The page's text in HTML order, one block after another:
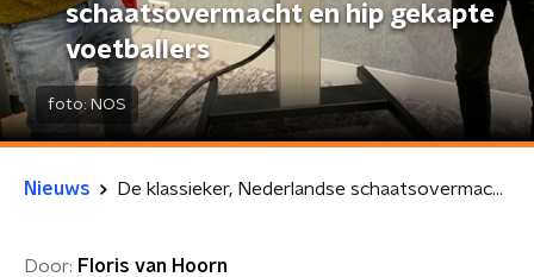
schaatsovermacht en hip gekapte
voetballers
foto:NOS
Nieuws De klassieker, Nederlandse schaatsovermacht en hip gekapte voetballers
Door: Floris van Hoorn